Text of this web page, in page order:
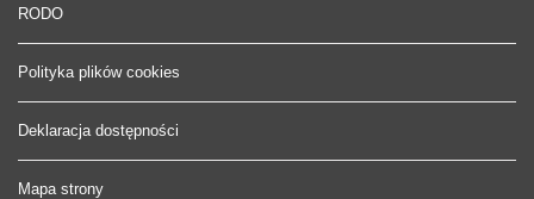
RODO
Polityka plików cookies
Deklaracja dostępności
Mapa strony